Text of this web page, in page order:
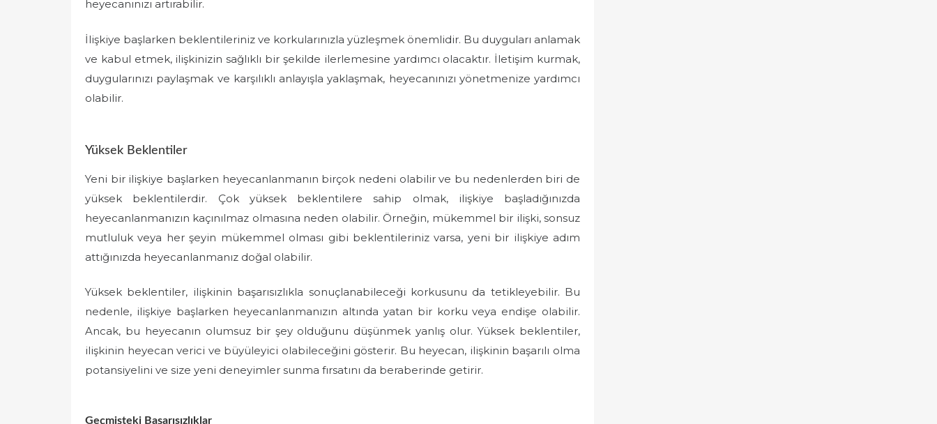
heyecanınızı artırabilir.
İlişkiye başlarken beklentileriniz ve korkularınızla yüzleşmek önemlidir. Bu duyguları anlamak
ve kabul etmek, ilişkinizin sağlıklı bir şekilde ilerlemesine yardımcı olacaktır. İletişim kurmak,
duygularınızı paylaşmak ve karşılıklı anlayışla yaklaşmak, heyecanınızı yönetmenize yardımcı
olabilir.
Yüksek Beklentiler
Yeni bir ilişkiye başlarken heyecanlanmanın birçok nedeni olabilir ve bu nedenlerden biri de
yüksek beklentilerdir. Çok yüksek beklentilere sahip olmak, ilişkiye başladığınızda
heyecanlanmanızın kaçınılmaz olmasına neden olabilir. Örneğin, mükemmel bir ilişki, sonsuz
mutluluk veya her şeyin mükemmel olması gibi beklentileriniz varsa, yeni bir ilişkiye adım
attığınızda heyecanlanmanız doğal olabilir.
Yüksek beklentiler, ilişkinin başarısızlıkla sonuçlanabileceği korkusunu da tetikleyebilir. Bu
nedenle, ilişkiye başlarken heyecanlanmanızın altında yatan bir korku veya endişe olabilir.
Ancak, bu heyecanın olumsuz bir şey olduğunu düşünmek yanlış olur. Yüksek beklentiler,
ilişkinin heyecan verici ve büyüleyici olabileceğini gösterir. Bu heyecan, ilişkinin başarılı olma
potansiyelini ve size yeni deneyimler sunma fırsatını da beraberinde getirir.
Geçmişteki Başarısızlıklar